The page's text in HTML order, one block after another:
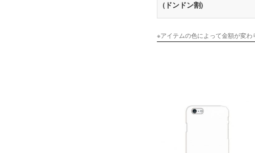
(ドンドン割)
※アイテムの色によって金額が変わ